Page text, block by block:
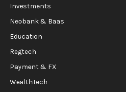
Investments
Neobank & Baas
Education
Regtech
Payment & FX
WealthTech